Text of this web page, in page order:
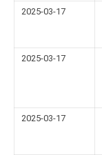
2025-03-17
2025-03-17
2025-03-17